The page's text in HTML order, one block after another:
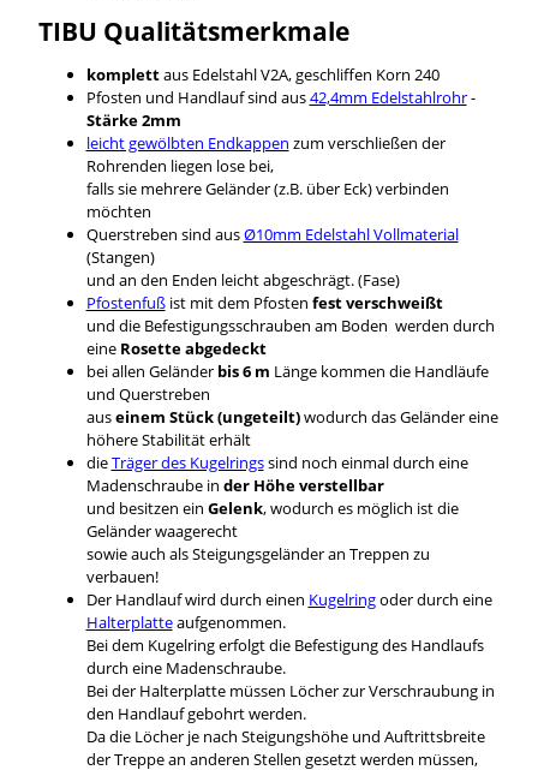
TIBU Qualitätsmerkmale
komplettaus Edelstahl V2A, geschliffen Korn 240
Pfosten und Handlauf sind aus42,4mm Edelstahlrohr-
Stärke 2mm
leicht gewölbten Endkappen zum verschließen der
Rohrenden liegen lose bei,
falls sie mehrere Geländer (z.B. über Eck) verbinden
möchten
Querstreben sind ausØ10mm Edelstahl Vollmaterial
(Stangen)
und an den Enden leicht abgeschrägt. (Fase)
Pfostenfußist mit dem Pfosten fest verschweißt
und die Befestigungsschrauben am Boden werden durch
eine Rosette abgedeckt
bei allen Geländer bis 6 m Länge kommen die Handläufe
und Querstreben
auseinem Stück (ungeteilt)wodurch das Geländer eine
höhere Stabilität erhält
dieTräger des Kugelringssind noch einmal durch eine
Madenschraube in der Höhe verstellbar
und besitzen ein Gelenk, wodurch es möglich ist die
Geländer waagerecht
sowie auch als Steigungsgeländer an Treppen zu
verbauen!
Der Handlauf wird durch einen Kugelringoder durch eine
Halterplatteaufgenommen.
Bei dem Kugelring erfolgt die Befestigung des Handlaufs
durch eine Madenschraube.
Bei der Halterplatte müssen Löcher zur Verschraubung in
den Handlauf gebohrt werden.
Da die Löcher je nach Steigungshöhe und Auftrittsbreite
der Treppe an anderen Stellen gesetzt werden müssen,